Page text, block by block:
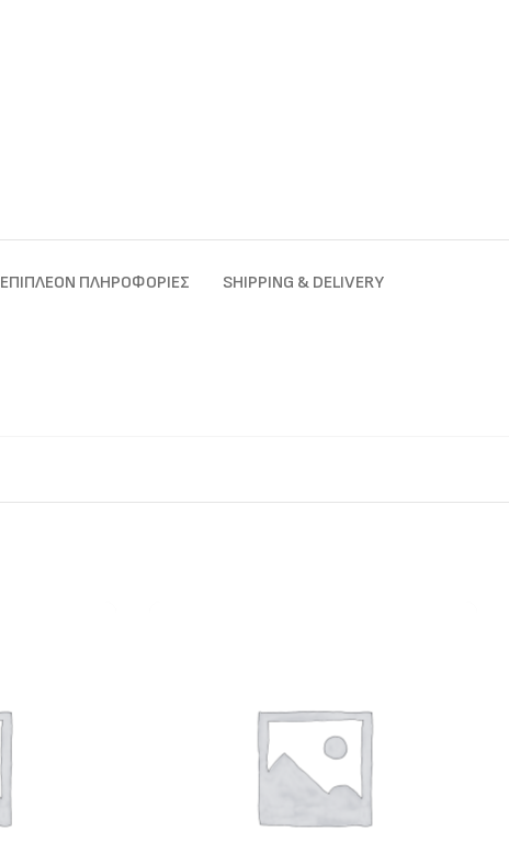
ΕΠΙΠΛΈΟΝ ΠΛΗΡΟΦΟΡΊΕΣ SHIPPING & DELIVERY